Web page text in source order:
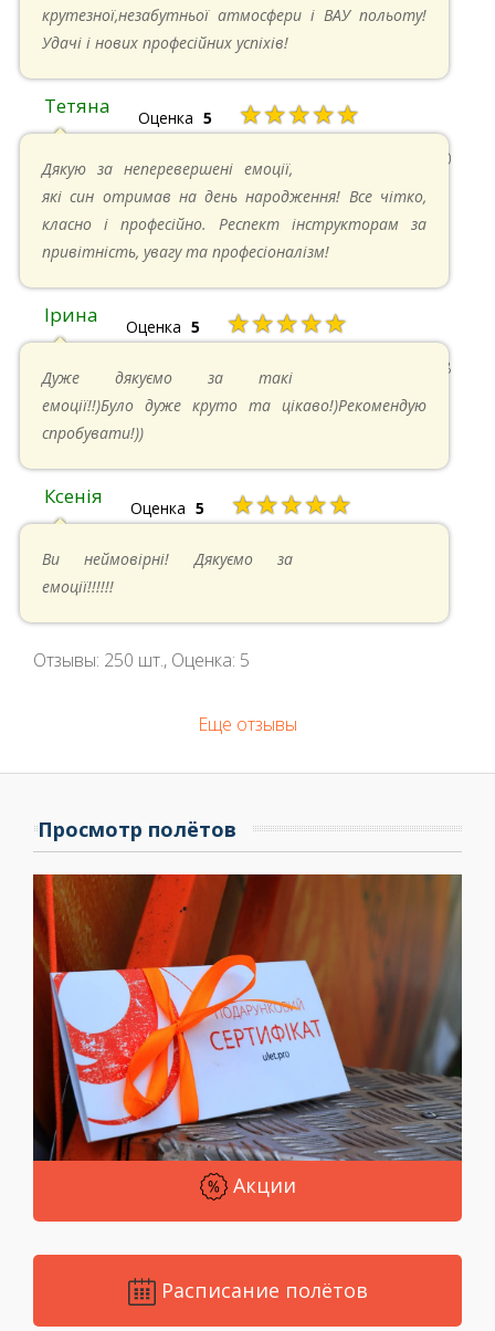
крутезної,незабутньої атмосфери і ВАУ польоту!
Удачі і нових професійних успіхів!
Тетяна Оценка 5 ★★★★★
13.05.2024 в 11:30
Дякую за неперевершені емоції,
які син отримав на день народження! Все чітко,
класно і професійно. Респект інструкторам за
привітність, увагу та професіоналізм!
Ірина Оценка 5 ★★★★★
11.05.2024 в 15:48
Дуже дякуємо за такі
емоції!!)Було дуже круто та цікаво!)Рекомендую
спробувати!))
Ксенія Оценка 5 ★★★★★
Ви неймовірні! Дякуємо за
емоції!!!!!!
Отзывы: 250 шт., Оценка: 5
Еще отзывы
Просмотр полётов
Акции
Расписание полётов